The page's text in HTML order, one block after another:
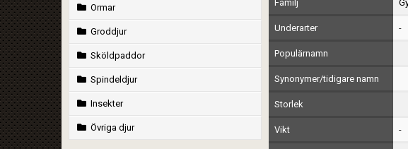
Ormar
Groddjur
Sköldpaddor
Spindeldjur
Insekter
Övriga djur
Familj
Underarter -
Populärnamn
Synonymer/tidigare namn
Storlek
Vikt -